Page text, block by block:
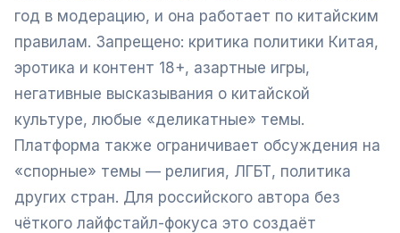
год в модерацию, и она работает по китайским
правилам. Запрещено: критика политики Китая,
эротика и контент 18+, азартные игры,
негативные высказывания о китайской
культуре, любые «деликатные» темы.
Платформа также ограничивает обсуждения на
«спорные» темы — религия, ЛГБТ, политика
других стран. Для российского автора без
чёткого лайфстайл-фокуса это создаёт